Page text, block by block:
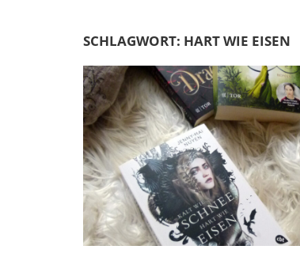
SCHLAGWORT: HART WIE EISEN